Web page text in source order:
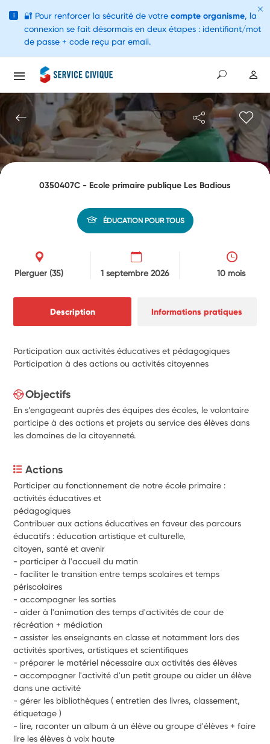
0350407C - Ecole primaire publique Les Badious
ÉDUCATION POUR TOUS
Plerguer(35) 1 septembre 2026 10 mois
Description Informations pratiques
Participation aux activités éducatives et pédagogiques
Participation à des actions ou activités citoyennes
Objectifs
En s’engageant auprès des équipes des écoles, le volontaire
participe à des actions et projets au service des élèves dans
les domaines de la citoyenneté.
Actions
Participer au fonctionnement de notre école primaire :
activités éducatives et
pédagogiques
Contribuer aux actions éducatives en faveur des parcours
éducatifs : éducation artistique et culturelle,
citoyen, santé et avenir
- participer à l'accueil du matin
- faciliter le transition entre temps scolaires et temps
périscolaires
- accompagner les sorties
- aider à l'animation des temps d'activités de cour de
récréation + médiation
- assister les enseignants en classe et notamment lors des
activités sportives, artistiques et scientifiques
- préparer le matériel nécessaire aux activités des élèves
- accompagner l'activité d'un petit groupe ou aider un élève
dans une activité
- gérer les bibliothèques ( entretien des livres, classement,
étiquetage )
- lire, raconter un album à un élève ou groupe d'élèves + faire
lire les élèves à voix haute
i 🔐 Pour renforcer la sécurité de votre compte organisme, la
connexion se fait désormais en deux étapes : identifiant/mot
de passe + code reçu par email.